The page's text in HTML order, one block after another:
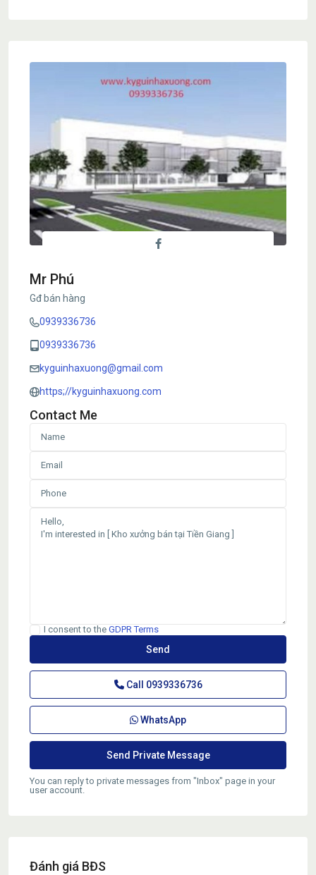
Mr Phú
Gđ bán hàng
0939336736
0939336736
kyguinhaxuong@gmail.com
https;//kyguinhaxuong.com
Contact Me
I consent to the GDPR Terms
Call 0939336736
WhatsApp
You can reply to private messages from "Inbox" page in your
user account.
Đánh giá BĐS